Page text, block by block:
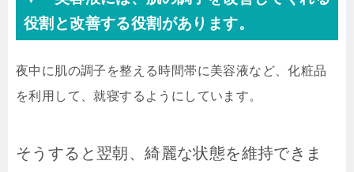
役割と改善する役割があります。
夜中に肌の調子を整える時間帯に美容液など、化粧品
を利用して、就寝するようにしています。
そうすると翌朝、綺麗な状態を維持できま